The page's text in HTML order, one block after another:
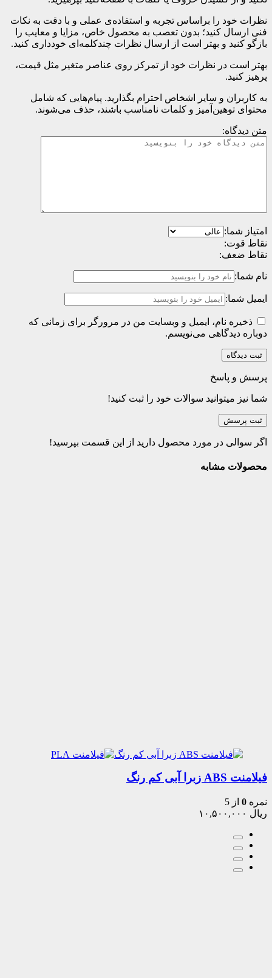
نظرات خود را براساس تجربه و استفاده‌ی عملی و با دقت به نکات
فنی ارسال کنید؛ بدون تعصب به محصول خاص، مزایا و معایب را
بازگو کنید و بهتر است از ارسال نظرات چندکلمه‌‌ای خودداری کنید.
بهتر است در نظرات خود از تمرکز روی عناصر متغیر مثل قیمت،
پرهیز کنید.
به کاربران و سایر اشخاص احترام بگذارید. پیام‌هایی که شامل
محتوای توهین‌آمیز و کلمات نامناسب باشند، حذف می‌شوند.
متن دیدگاه:
امتیاز شما:
نقاط قوت:
نقاط ضعف:
نام شما:
ایمیل شما:
ذخیره نام، ایمیل و وبسایت من در مرورگر برای زمانی که
دوباره دیدگاهی می‌نویسم.
پرسش و پاسخ
شما نیز میتوانید سوالات خود را ثبت کنید!
ثبت پرسش
اگر سوالی در مورد محصول دارید از این قسمت بپرسید!
محصولات مشابه
فیلامنت ABS زبرا آبی کم رنگ
نمره 0 از 5
ریال